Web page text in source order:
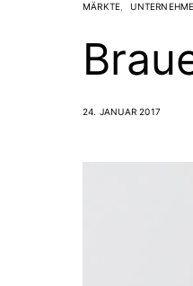
MÄRKTE
24. JANUAR 2017